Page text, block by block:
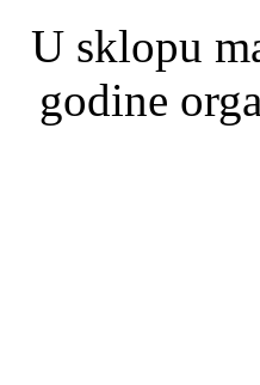
U sklopu
godine